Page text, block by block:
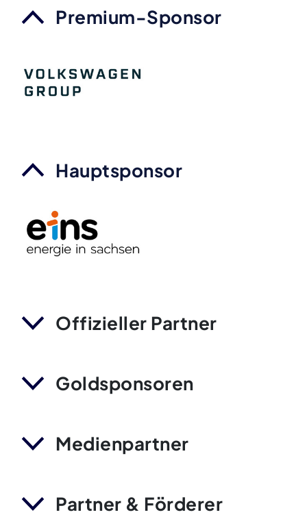
Premium-Sponsor
Hauptsponsor
Offizieller Partner
Goldsponsoren
Medienpartner
Partner & Förderer